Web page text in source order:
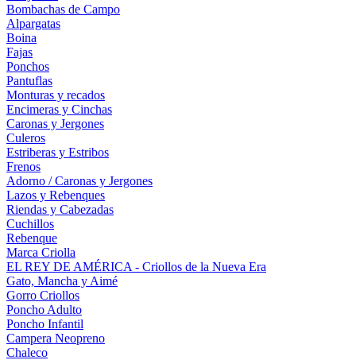
Bombachas de Campo
Alpargatas
Boina
Fajas
Ponchos
Pantuflas
Monturas y recados
Encimeras y Cinchas
Caronas y Jergones
Culeros
Estriberas y Estribos
Frenos
Adorno / Caronas y Jergones
Lazos y Rebenques
Riendas y Cabezadas
Cuchillos
Rebenque
Marca Criolla
EL REY DE AMÉRICA - Criollos de la Nueva Era
Gato, Mancha y Aimé
Gorro Criollos
Poncho Adulto
Poncho Infantil
Campera Neopreno
Chaleco